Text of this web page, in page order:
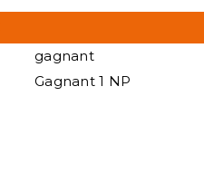
gagnant
Gagnant 1 NP